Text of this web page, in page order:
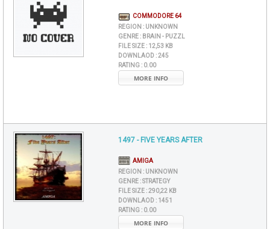
COMMODORE 64
REGION : UNKNOWN
GENRE : BRAIN - PUZZL
FILE SIZE : 12,53 KB
DOWNLAOD :245
RATING : 0.00
MORE INFO
1497 - FIVE YEARS AFTER
AMIGA
REGION : UNKNOWN
GENRE :STRATEGY
FILE SIZE :290,22 KB
DOWNLAOD : 1451
RATING : 0.00
MORE INFO